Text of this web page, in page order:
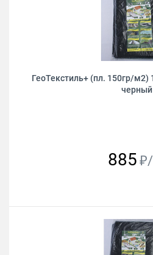
ГеоТекстиль+ (пл. 150гр/
черный
885 ₽/